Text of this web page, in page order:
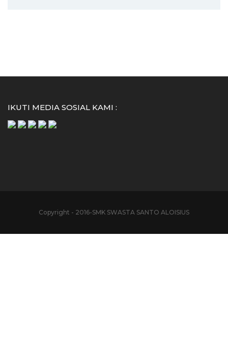
IKUTI MEDIA SOSIAL KAMI :
Copyright - 2016-SMK SWASTA SANTO ALOISIUS